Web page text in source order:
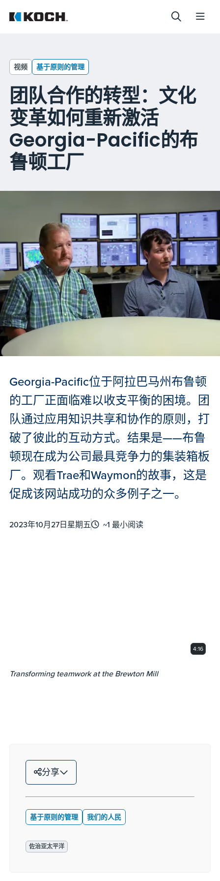
视频 基于原则的管理
团队合作的转型：文化
变革如何重新激活
Georgia-Pacific的布
鲁顿工厂
Georgia-Pacific位于阿拉巴马州布鲁顿
的工厂正面临难以收支平衡的困境。团
队通过应用知识共享和协作的原则，打
破了彼此的互动方式。结果是——布鲁
顿现在成为公司最具竞争力的集装箱板
厂。观看Trae和Waymon的故事，这是
促成该网站成功的众多例子之一。
2023年10月27日星期五 ~1 最小阅读
4:16
Transforming teamwork at the Brewton Mill
分享
基于原则的管理 我们的人民
佐治亚太平洋